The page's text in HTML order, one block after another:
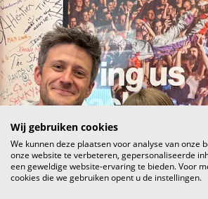
Wij gebruiken cookies
We kunnen deze plaatsen voor analyse van onze
onze website te verbeteren, gepersonaliseerde
een geweldige website-ervaring te bieden. Voor
cookies die we gebruiken opent u de instellingen.